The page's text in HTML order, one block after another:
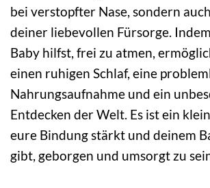
bei verstopfter Nase, sondern
deiner liebevollen Fürsorge.
Baby hilfst, frei zu atmen,
einen ruhigen Schlaf, eine
Nahrungsaufnahme und ein
Entdecken der Welt. Es ist ein
eure Bindung stärkt und deinem
gibt, geborgen und umsorgt zu